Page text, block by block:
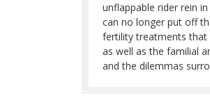
unflappable rider rein
can no longer put off
fertility treatments that
as well as the familial
and the dilemmas